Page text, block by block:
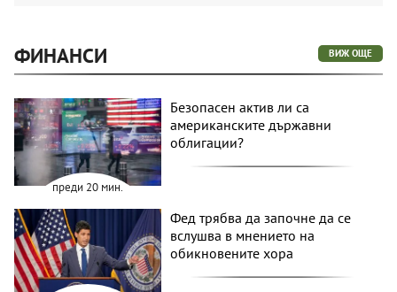
ФИНАНСИ ВИЖ ОЩЕ
преди 20 мин.
Безопасен актив ли са
американските държавни
облигации?
Фед трябва да започне да се
вслушва в мнението на
обикновените хора